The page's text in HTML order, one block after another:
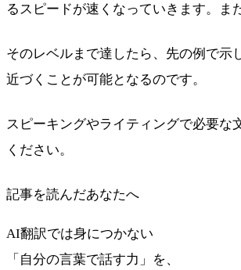
るスピードが速くなっていきます。ま
そのレベルまで達したら、先の例で示
近づくことが可能となるのです。
スピーキングやライティングで必要な
ください。
記事を読んだあなたへ
AI翻訳では身につかない
「自分の言葉で話す力」を、